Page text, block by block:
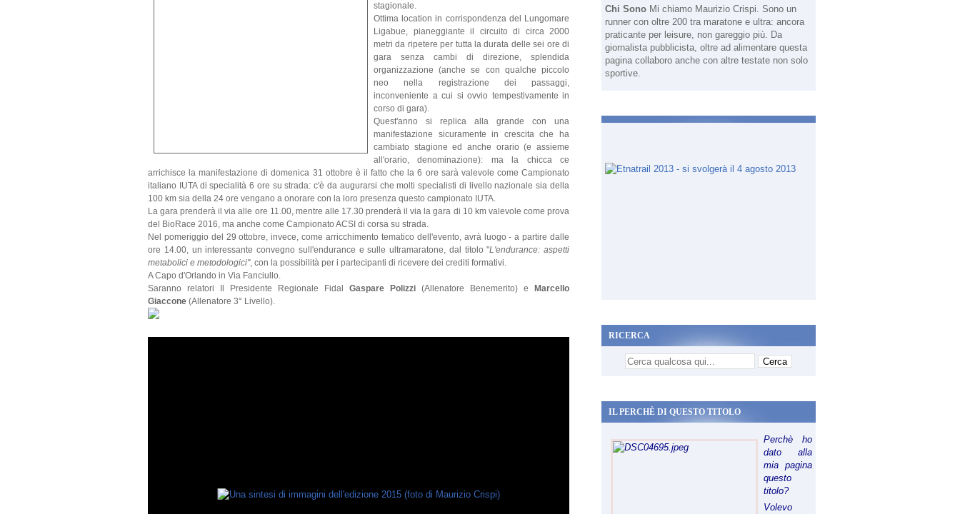
stagionale.
Ottima location in corrispondenza del Lungomare
Ligabue, pianeggiante il circuito di circa 2000
metri da ripetere per tutta la durata delle sei ore di
gara senza cambi di direzione, splendida
organizzazione (anche se con qualche piccolo
neo nella registrazione dei passaggi,
inconveniente a cui si ovvio tempestivamente in
corso di gara).
Quest'anno si replica alla grande con una
manifestazione sicuramente in crescita che ha
cambiato stagione ed anche orario (e assieme
all'orario, denominazione): ma la chicca ce
arrichisce la manifestazione di domenica 31 ottobre è il fatto che la 6 ore sarà valevole come Campionato
italiano IUTA di specialità 6 ore su strada: c'è da augurarsi che molti specialisti di livello nazionale sia della
100 km sia della 24 ore vengano a onorare con la loro presenza questo campionato IUTA.
La gara prenderà il via alle ore 11.00, mentre alle 17.30 prenderà il via la gara di 10 km valevole come prova
del BioRace 2016, ma anche come Campionato ACSI di corsa su strada.
Nel pomeriggio del 29 ottobre, invece, come arricchimento tematico dell'evento, avrà luogo - a partire dalle
ore 14.00, un interessante convegno sull'endurance e sulle ultramaratone, dal titolo "L'endurance: aspetti
metabolici e metodologici", con la possibilità per i partecipanti di ricevere dei crediti formativi.
A Capo d'Orlando in Via Fanciullo.
Saranno relatori Il Presidente Regionale Fidal Gaspare Polizzi (Allenatore Benemerito) e
Marcello
Giaccone (Allenatore 3° Livello).
Chi Sono Mi chiamo Maurizio Crispi. Sono un
runner con oltre 200 tra maratone e ultra: ancora
praticante per leisure, non gareggio più. Da
giornalista pubblicista, oltre ad alimentare questa
pagina collaboro anche con altre testate non solo
sportive.
RICERCA
IL PERCHÈ DI QUESTO TITOLO
Perchè ho
dato alla
mia pagina
questo
titolo?
Volevo